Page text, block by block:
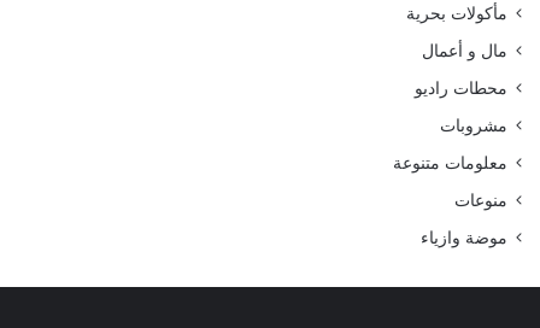
مأكولات بحرية
مال و أعمال
محطات راديو
مشروبات
معلومات متنوعة
منوعات
موضة وازياء